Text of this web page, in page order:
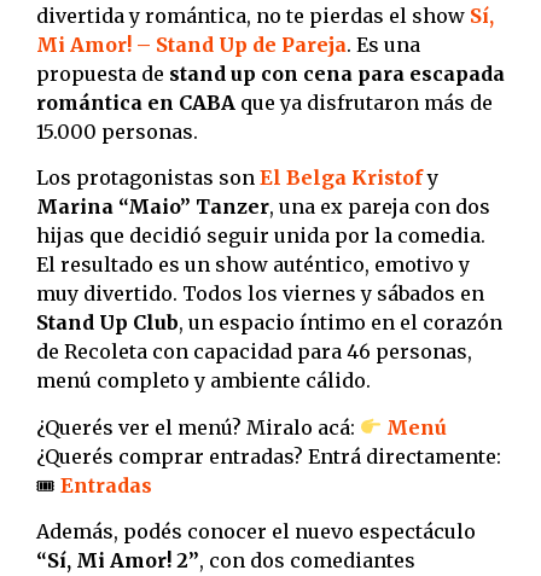
divertida y romántica, no te pierdas el show Sí,
Mi Amor! – Stand Up de Pareja. Es una
propuesta de stand up con cena para escapada
romántica en CABA que ya disfrutaron más de
15.000 personas.
Los protagonistas son El Belga Kristofy
Marina “Maio” Tanzer, una ex pareja con dos
hijas que decidió seguir unida por la comedia.
El resultado es un show auténtico, emotivo y
muy divertido. Todos los viernes y sábados en
Stand Up Club, un espacio íntimo en el corazón
de Recoleta con capacidad para 46 personas,
menú completo y ambiente cálido.
¿Querés ver el menú? Miralo acá:
Menú
¿Querés comprar entradas? Entrá directamente:
🎟 Entradas
Además, podés conocer el nuevo espectáculo
“Sí, Mi Amor! 2”, con dos comediantes